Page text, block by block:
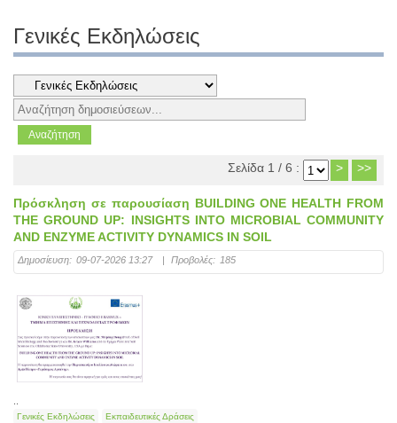
Γενικές Εκδηλώσεις
Σελίδα 1 / 6 : > >>
Πρόσκληση σε παρουσίαση BUILDING ONE HEALTH FROM
THE GROUND UP: INSIGHTS INTO MICROBIAL COMMUNITY
AND ENZYME ACTIVITY DYNAMICS IN SOIL
Δημοσίευση: 09-07-2026 13:27 | Προβολές: 185
Γενικές Εκδηλώσεις Εκπαιδευτικές Δράσεις